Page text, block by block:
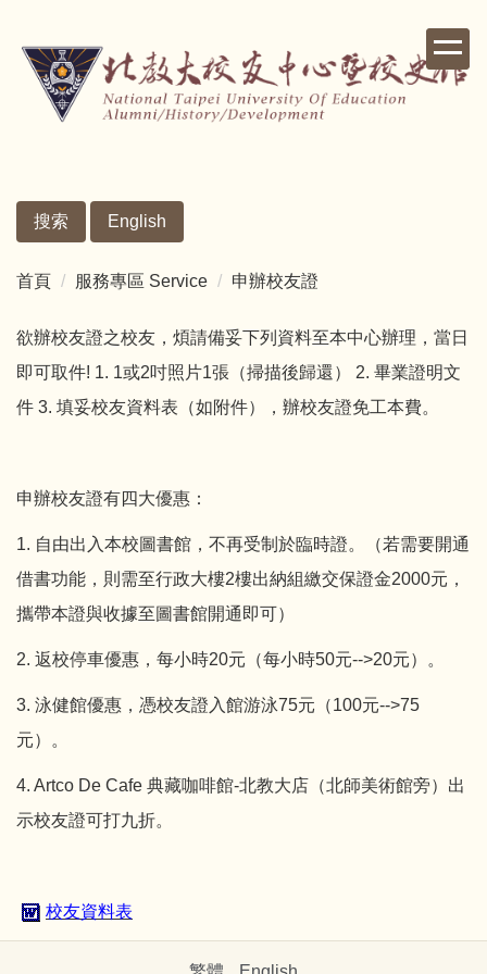
到
搜索 English
首頁 服務專區 Service 申辦校友證
欲辦校友證之校友，煩請備妥下列資料至本中心辦理，當日
即可取件! 1. 1或2吋照片1張（掃描後歸還） 2. 畢業證明文
件 3. 填妥校友資料表（如附件），辦校友證免工本費。
申辦校友證有四大優惠：
1. 自由出入本校圖書館，不再受制於臨時證。（若需要開通
借書功能，則需至行政大樓2樓出納組繳交保證金2000元，
攜帶本證與收據至圖書館開通即可）
2. 返校停車優惠，每小時20元（每小時50元-->20元）。
3. 泳健館優惠，憑校友證入館游泳75元（100元-->75
元）。
4. Artco De Cafe 典藏咖啡館-北教大店（北師美術館旁）出
示校友證可打九折。
校友資料表